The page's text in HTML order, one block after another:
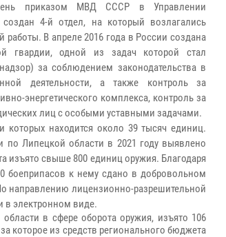
приказом МВД СССР в Управлении
4-й отдел, на который возлагались
В апреле 2016 года в России создана
гвардии, одной из задач которой стал
за соблюдением законодательства в
деятельности, а также контроль за
энергетического комплекса, контроль за
лиц с особыми уставными задачами.
находится около 39 тысяч единиц.
по Липецкой области в 2021 году выявлено
изъято свыше 800 единиц оружия. Благодаря
боеприпасов к нему сдано в добровольном
направлению лицензионно-разрешительной
в электронном виде.
в сфере оборота оружия, изъято 106
которое из средств регионального бюджета